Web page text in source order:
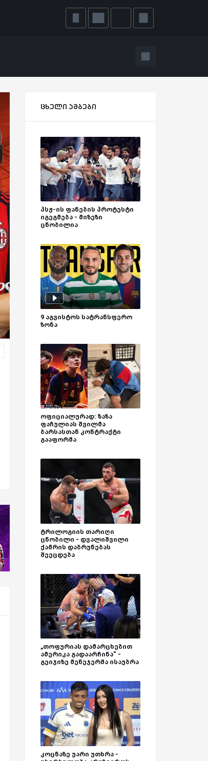
ცხელი ამბები
პსჟ-ის ფანების პროტესტი
იგეგმება - მიზეზი
ცნობილია
9 აგვისტოს სატრანსფერო
ზონა
ოფიციალურად: ზაზა
ფაჩულიას შვილმა
ბარსასთან კონტრაქტი
გააფორმა
ტრილოგიის თარიღი
ცნობილი - დვალიშვილი
ქამრის დაბრუნებას
შეეცდება
„თოფურიას დამარცხებით
ამერიკა გადაარჩინა“ -
გეიჯიზე მენეჯერმა ისაუბრა
კოცნაზე უარი უთხრა -